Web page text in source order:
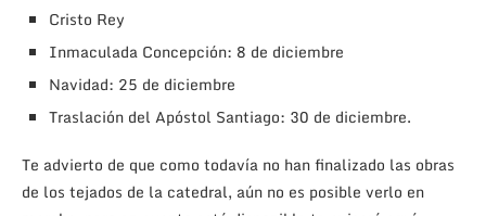
Cristo Rey
Inmaculada Concepción: 8 de diciembre
Navidad: 25 de diciembre
Traslación del Apóstol Santiago: 30 de diciembre.
Te advierto de que como todavía no han finalizado las obras
de los tejados de la catedral, aún no es posible verlo en